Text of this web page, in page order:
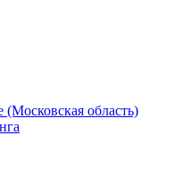
область)